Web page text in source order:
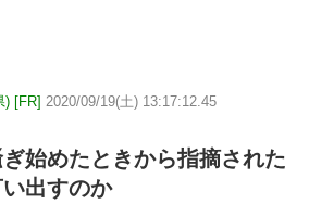
) [FR] 2020/09/19(土) 13:17:12.45
始めたときから指摘された
出すのか